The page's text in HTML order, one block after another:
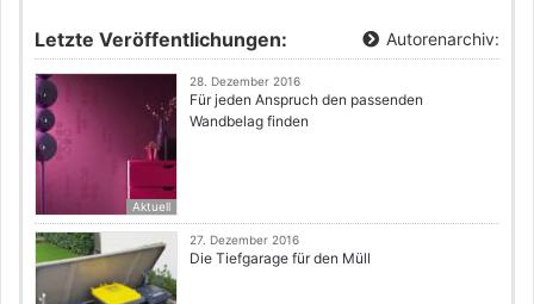
Letzte Veröffentlichungen: Autorenarchiv:
Aktuell
28. Dezember 2016
Für jeden Anspruch den passenden
Wandbelag finden
27. Dezember 2016
Die Tiefgarage für den Müll